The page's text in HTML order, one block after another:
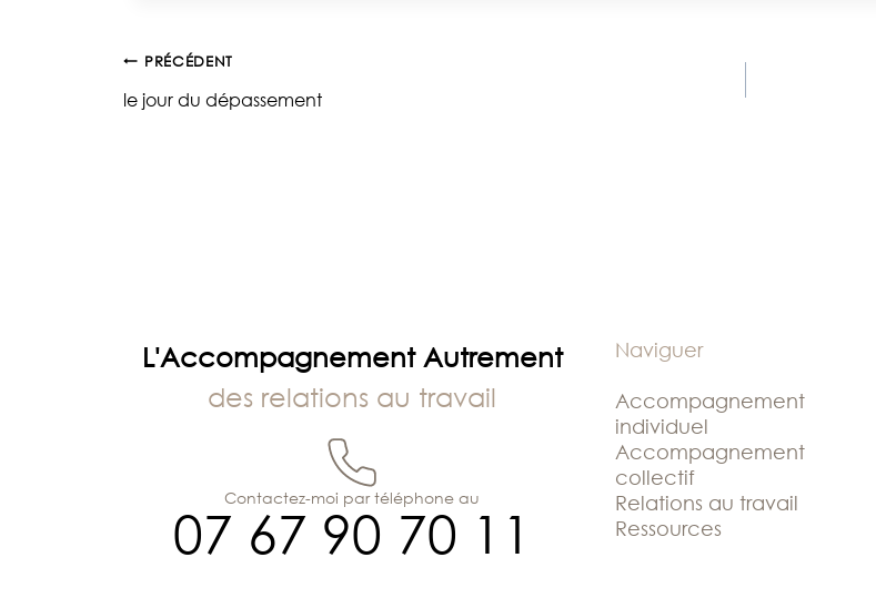
Navigation
PRÉCÉDENT
le jour du dépassement
L'Accompagnement Autrement
des relations au travail
07 67 90 70 11
Contactez-moi par téléphone au
Naviguer
Accompagnement
individuel
Accompagnement
collectif
Relations au travail
Ressources